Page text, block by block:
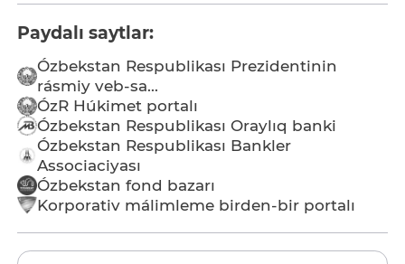
Paydalı saytlar:
Ózbekstan Respublikası Prezidentinin
rásmiy veb-sa...
ÓzR Húkimet portalı
Ózbekstan Respublikası Oraylıq banki
Ózbekstan Respublikası Bankler
Associaciyası
Ózbekstan fond bazarı
Korporativ málimleme birden-bir portalı